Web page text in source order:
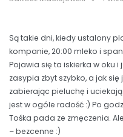
Są takie dni, kiedy ustalony
kompanie, 20:00 mleko i
Pojawia się ta iskierka w oku
zasypia zbyt szybko, a jak
zabierając pieluchę i
jest w ogóle radość :) Po
Tośka pada ze zmęczenia.
– bezcenne :)